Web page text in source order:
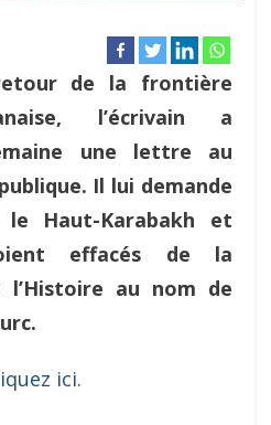
de la frontière
l’écrivain a
une lettre au
Il lui demande
le Haut-Karabakh et
effacés de la
au nom de
ici.